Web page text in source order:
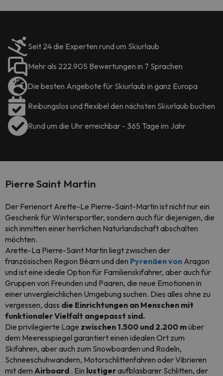
Seit 24 die Experten rund um Skiurlaub
Mehr als 222.905 Bewertungen in 7 Sprachen
Die besten Angebote für Skiurlaub in ganz Europa
Reibungslos und flexibel den nächsten Skiurlaub buchen
Rund um die Uhr erreichbar - 365 Tage im Jahr
Pierre Saint Martin
Der Ferienort Arette-Le Pierre-Saint-Martin ist nicht nur ein
Geschenk für Wintersportler, sondern auch für diejenigen, die
sich inmitten einer herrlichen Naturlandschaft abschalten
möchten.
Arette-La Pierre-Saint Martin liegt zwischen der
französischen Region Béarn und den Pyrenäen von Aragon
und ist eine ideale Option für Familienskifahrer, aber auch für
Gruppen von Freunden und Paaren, die neue Emotionen in
einer unvergleichlichen Umgebung suchen. Dies alles ohne zu
vergessen, dass die Einrichtungen an Menschen mit
funktionaler Vielfalt angepasst sind.
Die privilegierte Lage zwischen 1.500 und 2.200 müber
dem Meeresspiegel garantiert einen idealen Ort zum
Skifahren, aber auch zum Snowboarden und Rodeln,
Schneeschuhwandern, Motorschlittenfahren oder Vibrieren
mit dem Airboard . Ein lustigeraufblasbarer Schlitten, der